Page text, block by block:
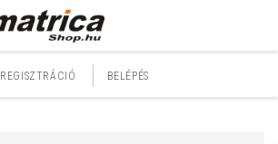
REGISZTRÁCIÓ BELÉPÉS